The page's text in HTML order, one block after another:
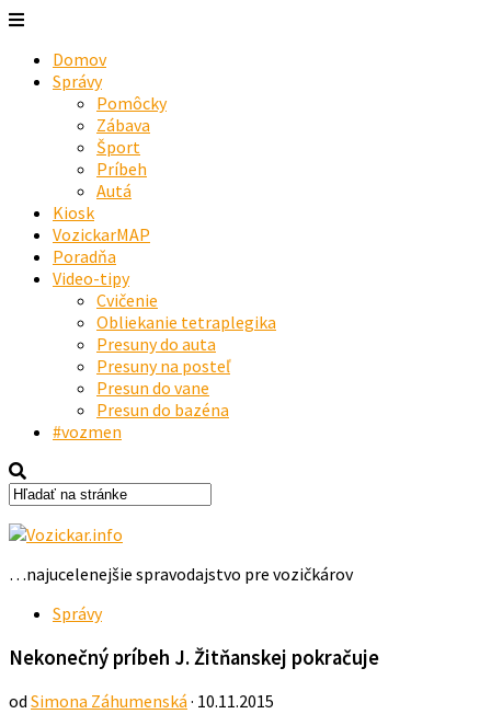
Domov
Správy
Pomôcky
Zábava
Šport
Príbeh
Autá
Kiosk
VozickarMAP
Poradňa
Video-tipy
Cvičenie
Obliekanie tetraplegika
Presuny do auta
Presuny na posteľ
Presun do vane
Presun do bazéna
#vozmen
…najucelenejšie spravodajstvo pre vozičkárov
Správy
Nekonečný príbeh J. Žitňanskej pokračuje
od Simona Záhumenská · 10.11.2015